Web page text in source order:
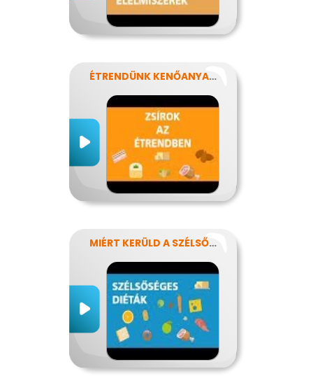
ÉTRENDÜNK KENŐANYAGAI: A ZSÍROK
MIÉRT KERÜLD A SZÉLSŐSÉGES DIÉTÁKAT?